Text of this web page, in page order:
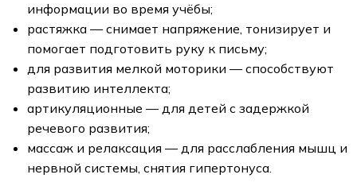
информации во время учёбы;
растяжка — снимает напряжение, тонизирует и
помогает подготовить руку к письму;
для развития мелкой моторики — способствуют
развитию интеллекта;
артикуляционные — для детей с задержкой
речевого развития;
массаж и релаксация — для расслабления мышц и
нервной системы, снятия гипертонуса.